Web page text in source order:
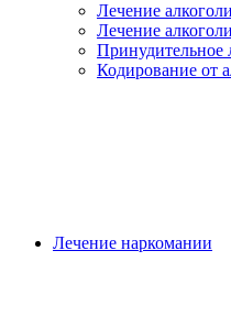
Лечение
Лечение
Принудительное
Кодирование от
Лечение наркомании